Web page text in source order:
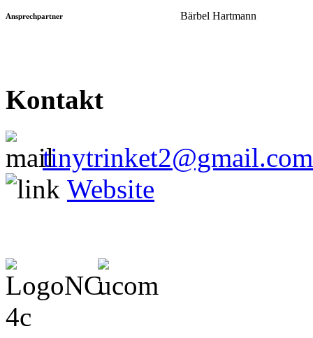
Ansprechpartner Bärbel Hartmann
Kontakt
tinytrinket2@gmail.com
Website